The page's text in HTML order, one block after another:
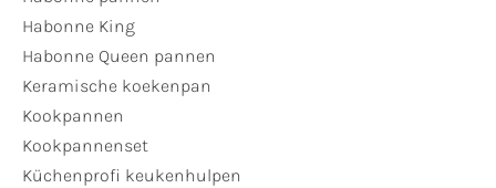
Habonne King
Habonne Queen pannen
Keramische koekenpan
Kookpannen
Kookpannenset
Küchenprofi keukenhulpen